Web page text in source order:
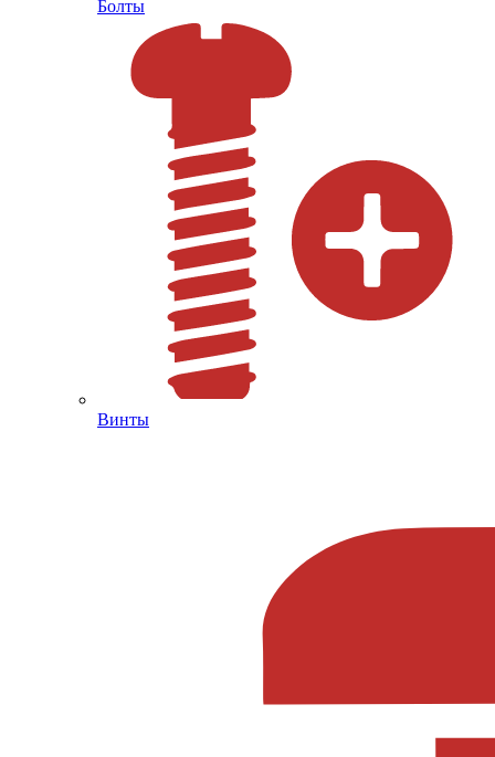
Болты
Винты